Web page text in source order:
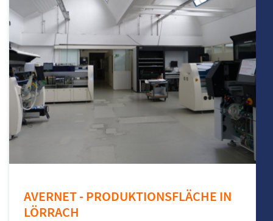
AVERNET - PRODUKTIONSFLÄCHE IN
LÖRRACH